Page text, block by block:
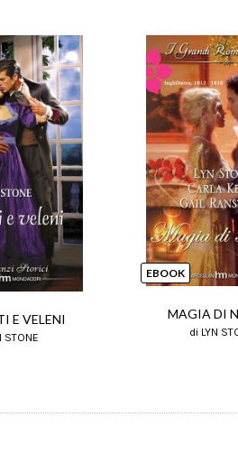
E VELENI
STONE
EBOOK
MAGIA DI
di LYN